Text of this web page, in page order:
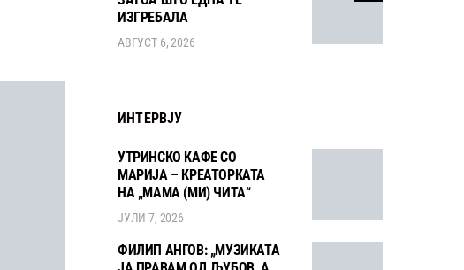
ИЗГРЕБАЛА
АВГУСТ 6, 2026
ИНТЕРВЈУ
УТРИНСКО КАФЕ СО
МАРИЈА – КРЕАТОРКАТА
НА „МАМА (МИ) ЧИТА“
ЈУЛИ 7, 2026
ФИЛИП АНГОВ: „МУЗИКАТА